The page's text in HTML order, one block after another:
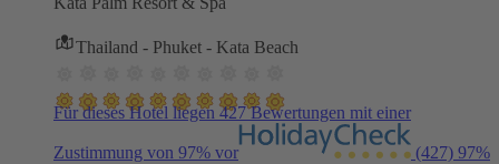
Thailand - Phuket - Kata Beach
Für dieses Hotel liegen 427 Bewertungen mit einer
Zustimmung von 97% vor (427) 97%